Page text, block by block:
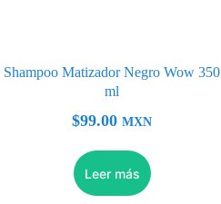
Shampoo Matizador Negro Wow 350
ml
$99.00 MXN
Leer más